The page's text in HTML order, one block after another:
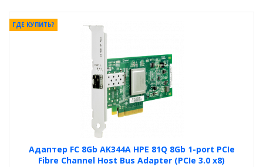
Адаптер FC 8Gb AK344A HPE 81Q 8Gb 1-port PCIe
Fibre Channel Host Bus Adapter (PCIe 3.0 x8)
ГДЕ КУПИТЬ?